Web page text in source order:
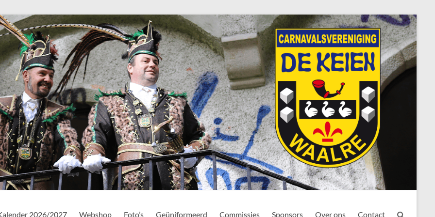
2026/2027 Webshop Foto’s Geüniformeerd Commissies Sponsors Over ons Contact